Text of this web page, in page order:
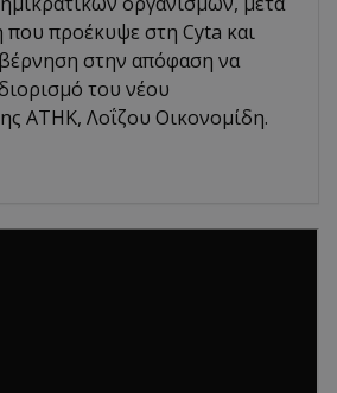
που προέκυψε στη Cyta και
στην απόφαση να
του νέου
ΑΤΗΚ, Λοΐζου Οικονομίδη.